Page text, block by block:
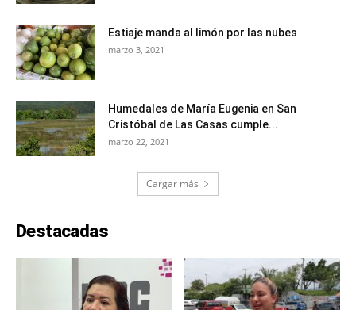
Estiaje manda al limón por las nubes
marzo 3, 2021
Humedales de María Eugenia en San
Cristóbal de Las Casas cumple...
marzo 22, 2021
Cargar más
Destacadas